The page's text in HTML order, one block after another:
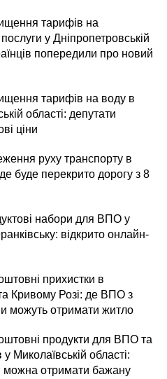
тарифів на
у Дніпропетровській
попередили про новий
тарифів на воду в
області: депутати
ціни
руху транспорту в
буде перекрито дорогу з 8
набори для ВПО у
відкрито онлайн-
прихистки в
Кривому Розі: де ВПО з
можуть отримати житло
продукти для ВПО та
у Миколаївській області:
можна отримати бажану